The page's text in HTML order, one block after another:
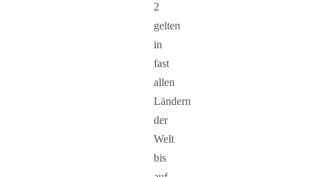
2
gelten
in
fast
allen
Ländern
der
Welt
bis